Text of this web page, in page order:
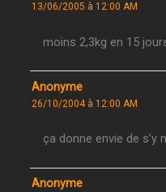
13/06/2005 à 12:00 AM
moins 2,3kg en 15
Anonyme
26/10/2004 à 12:00 AM
ça donne envie de s’y
Anonyme